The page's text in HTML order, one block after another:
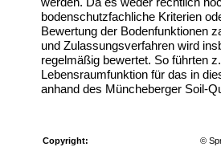
bodenschutzfachliche Kriterien
Bewertung der Bodenfunktionen
und Zulassungsverfahren wird
regelmäßig bewertet. So führten
Lebensraumfunktion für das in
anhand des Müncheberger Soil-
Copyright:
©